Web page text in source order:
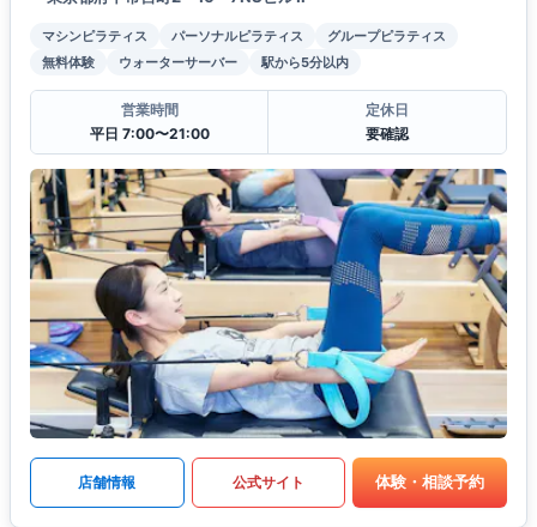
マシンピラティス パーソナルピラティス
グループピラティス
無料体験
ウォーターサーバー 駅から5分以内
営業時間
平日 7:00〜21:00
定休日
要確認
店舗情報 公式サイト 体験・相談予約